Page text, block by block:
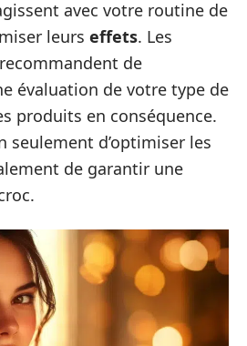
avec votre routine de
leurs effets. Les
de
évaluation de votre type de
produits en conséquence.
seulement d’optimiser les
de garantir une